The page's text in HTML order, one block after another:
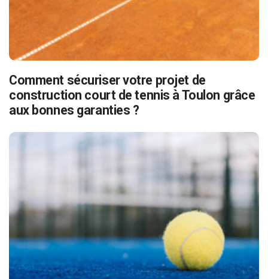
Comment sécuriser votre projet de
construction court de tennis à Toulon grâce
aux bonnes garanties ?